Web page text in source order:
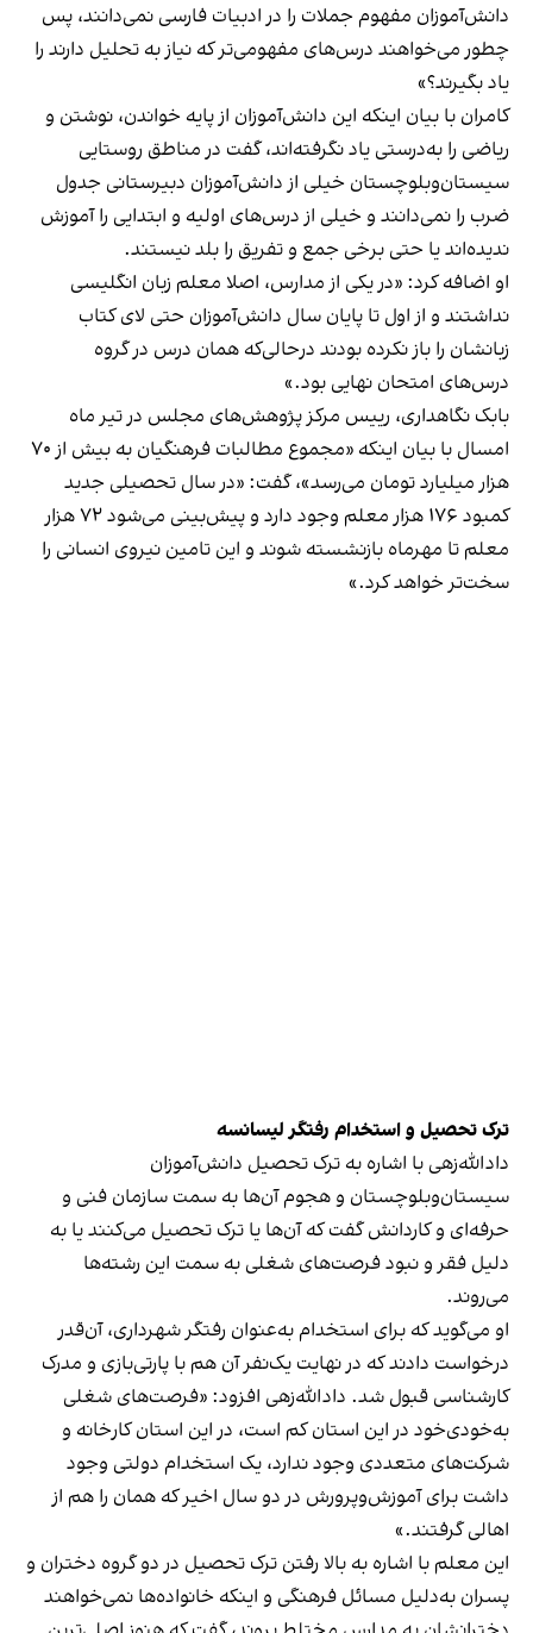
دانش‌آموزان مفهوم جملات را در ادبیات فارسی نمی‌دانند، پس
چطور می‌خواهند درس‌های مفهومی‌تر که نیاز به تحلیل دارند را
یاد بگیرند؟»
کامران با بیان اینکه این دانش‌آموزان از پایه خواندن، نوشتن و
ریاضی را به‌درستی یاد نگرفته‌اند، گفت در مناطق روستایی
سیستان‌وبلوچستان خیلی از دانش‌آموزان دبیرستانی جدول
ضرب را نمی‌دانند و خیلی از درس‌های اولیه و ابتدایی را آموزش
ندیده‌اند یا حتی برخی جمع و تفریق را بلد نیستند.
او اضافه کرد: «در یکی از مدارس، اصلا معلم زبان انگلیسی
نداشتند و از اول تا پایان سال دانش‌آموزان حتی لای کتاب
زبانشان را باز نکرده بودند درحالی‌که همان درس در گروه
درس‌های امتحان نهایی بود.»
بابک نگاهداری، رییس مرکز پژوهش‌های مجلس در تیر ماه
امسال با بیان اینکه «مجموع مطالبات فرهنگیان به بیش از ۷۰
هزار میلیارد تومان می‌رسد»، گفت: «در سال تحصیلی جدید
کمبود ۱۷۶ هزار معلم وجود دارد و پیش‌بینی می‌شود ۷۲ هزار
معلم تا مهرماه بازنشسته شوند و این تامین نیروی انسانی را
سخت‌تر خواهد کرد.»
ترک تحصیل و استخدام رفتگر لیسانسه
دادالله‌زهی با اشاره به ترک تحصیل دانش‌آموزان
سیستان‌وبلوچستان و هجوم آن‌ها به سمت سازمان فنی و
حرفه‌ای و کاردانش گفت که آ‌ن‌ها یا ترک تحصیل می‌کنند یا به
دلیل فقر و نبود فرصت‌های شغلی به سمت این رشته‌ها
می‌روند.
او می‌گوید که برای استخدام به‌عنوان رفتگر شهرداری، آن‌قدر
درخواست دادند که در نهایت یک‌نفر آن‌ هم با پارتی‌بازی و مدرک
کارشناسی قبول شد. دادالله‌زهی افزود: «فرصت‌های شغلی
به‌خودی‌خود در این استان کم است، در این استان کارخانه و
شرکت‌های متعددی وجود ندارد، یک استخدام دولتی وجود
داشت برای آموزش‌وپرورش در دو سال اخیر که همان را هم از
اهالی گرفتند.»
این معلم با اشاره به بالا رفتن ترک تحصیل در دو گروه دختران و
پسران به‌دلیل مسائل فرهنگی و اینکه خانواده‌ها نمی‌خواهند